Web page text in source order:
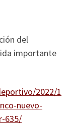
del
importante
2022/1
nuevo-
635/